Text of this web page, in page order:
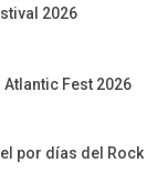
2026
Fest 2026
por días del Rock